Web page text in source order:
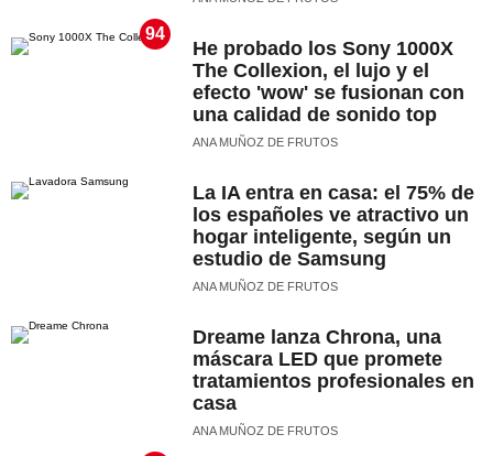
94
He probado los Sony 1000X
The Collexion, el lujo y el
efecto 'wow' se fusionan con
una calidad de sonido top
ANA MUÑOZ DE FRUTOS
La IA entra en casa: el 75% de
los españoles ve atractivo un
hogar inteligente, según un
estudio de Samsung
ANA MUÑOZ DE FRUTOS
Dreame lanza Chrona, una
máscara LED que promete
tratamientos profesionales en
casa
ANA MUÑOZ DE FRUTOS